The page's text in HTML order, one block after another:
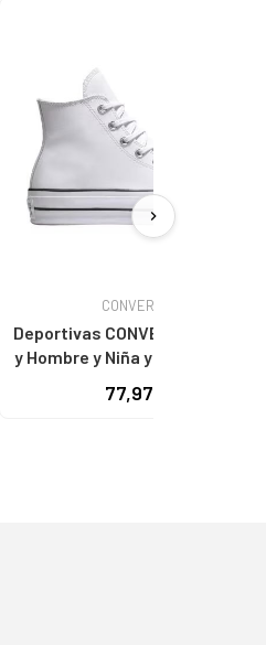
CONVERSE
Deportivas CONVERSE de Mujer
y Hombre y Niña y Niño 561676C
PLATFORM LEATHER HI WHITE-
77,97 €
chevron_right